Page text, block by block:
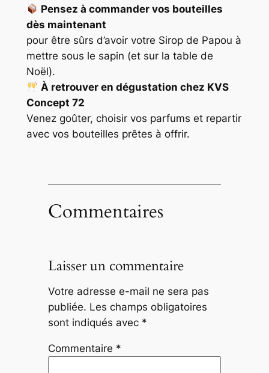
Pensez à commander vos bouteilles
dès maintenant
pour être sûrs d’avoir votre Sirop de Papou à
mettre sous le sapin (et sur la table de
Noël).
À retrouver en dégustation chez KVS
Concept 72
Venez goûter, choisir vos parfums et repartir
avec vos bouteilles prêtes à offrir.
Commentaires
Laisser un commentaire
Votre adresse e-mail ne sera pas
publiée. Les champs obligatoires
sont indiqués avec *
Commentaire *